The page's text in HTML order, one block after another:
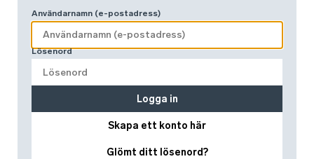
Användarnamn (e-postadress)
Lösenord
Skapa ett konto här
Glömt ditt lösenord?
Logga in